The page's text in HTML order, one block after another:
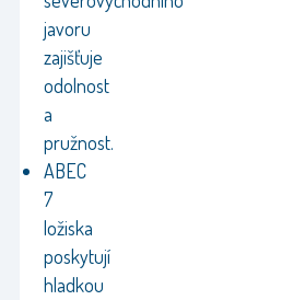
javoru
zajišťuje
odolnost
a
pružnost.
ABEC
7
ložiska
poskytují
hladkou